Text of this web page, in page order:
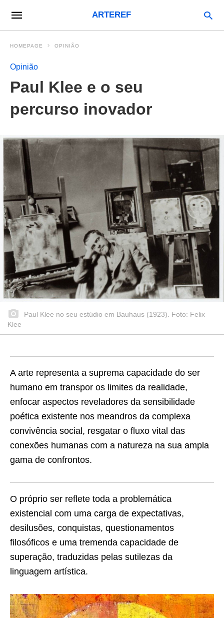
ARTEREF
HOMEPAGE OPINIÃO
Opinião
Paul Klee e o seu
percurso inovador
Paul Klee no seu estúdio em Bauhaus (1923). Foto: Felix
Klee
A arte representa a suprema capacidade do ser
humano em transpor os limites da realidade,
enfocar aspectos reveladores da sensibilidade
poética existente nos meandros da complexa
convivência social, resgatar o fluxo vital das
conexões humanas com a natureza na sua ampla
gama de confrontos.
O próprio ser reflete toda a problemática
existencial com uma carga de expectativas,
desilusões, conquistas, questionamentos
filosóficos e uma tremenda capacidade de
superação, traduzidas pelas sutilezas da
linguagem artística.